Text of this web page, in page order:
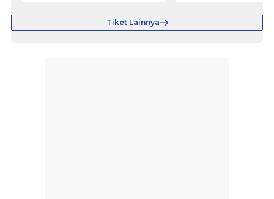
Tiket Lainnya